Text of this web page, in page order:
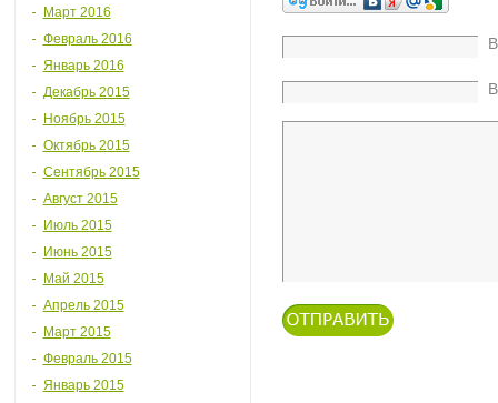
Март 2016
Февраль 2016
Январь 2016
Декабрь 2015
Ноябрь 2015
Октябрь 2015
Сентябрь 2015
Август 2015
Июль 2015
Июнь 2015
Май 2015
Апрель 2015
Март 2015
Февраль 2015
Январь 2015